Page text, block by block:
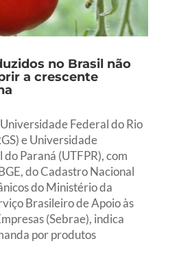
no Brasil não
a crescente
Federal do Rio
e Universidade
Paraná (UTFPR), com
do Cadastro Nacional
do Ministério da
Brasileiro de Apoio às
(Sebrae), indica
por produtos